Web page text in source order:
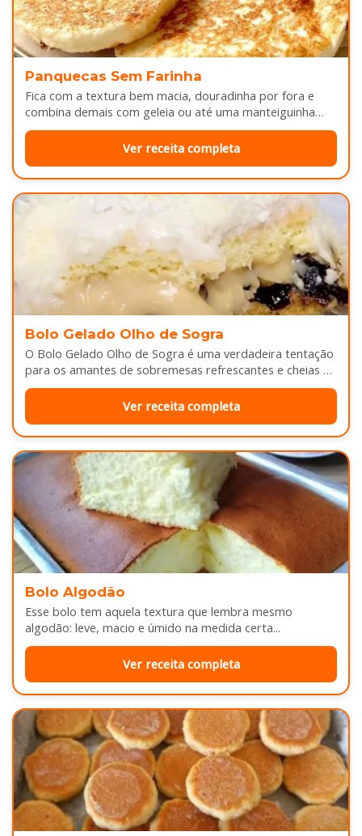
Panquecas Sem Farinha
Fica com a textura bem macia, douradinha por fora e
combina demais com geleia ou até uma manteiguinha
derretendo por cima...
Ver receita completa
Bolo Gelado Olho de Sogra
O Bolo Gelado Olho de Sogra é uma verdadeira tentação
para os amantes de sobremesas refrescantes e cheias de
sabor...
Ver receita completa
Bolo Algodão
Esse bolo tem aquela textura que lembra mesmo
algodão: leve, macio e úmido na medida certa...
Ver receita completa